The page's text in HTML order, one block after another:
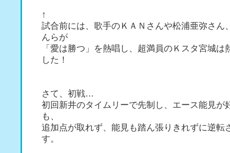
↑
試合前には、歌手のＫＡＮさんや松浦亜弥さん
んらが
「愛は勝つ」を熱唱し、超満員のＫスタ宮城は
した！
さて、初戦…
初回新井のタイムリーで先制し、エース能見が
も、
追加点が取れず、能見も踏ん張りきれずに逆転
す。